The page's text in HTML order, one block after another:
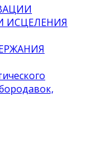
ИСЦЕЛЕНИЯ